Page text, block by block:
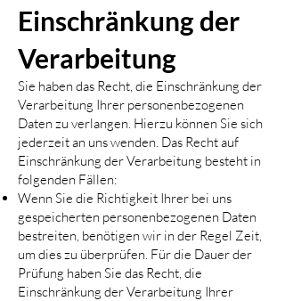
Einschränkung der
Verarbeitung
Sie haben das Recht, die Einschränkung der
Verarbeitung Ihrer personenbezogenen
Daten zu verlangen. Hierzu können Sie sich
jederzeit an uns wenden. Das Recht auf
Einschränkung der Verarbeitung besteht in
folgenden Fällen:
Wenn Sie die Richtigkeit Ihrer bei uns
gespeicherten personenbezogenen Daten
bestreiten, benötigen wir in der Regel Zeit,
um dies zu überprüfen. Für die Dauer der
Prüfung haben Sie das Recht, die
Einschränkung der Verarbeitung Ihrer